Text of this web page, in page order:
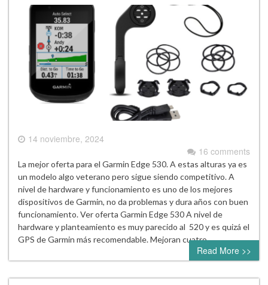
14 noviembre, 2024
16 comments
La mejor oferta para el Garmin Edge 530. A estas alturas ya es
un modelo algo veterano pero sigue siendo competitivo. A
nivel de hardware y funcionamiento es uno de los mejores
dispositivos de Garmin, no da problemas y dura años con buen
funcionamiento. Ver oferta Garmin Edge 530 A nivel de
hardware y planteamiento es muy parecido al 520 y es quizá el
GPS de Garmin más recomendable. Mejoran cuatro…
Read More >>